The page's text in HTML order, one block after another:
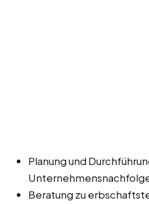
Planung und
Beratung zu